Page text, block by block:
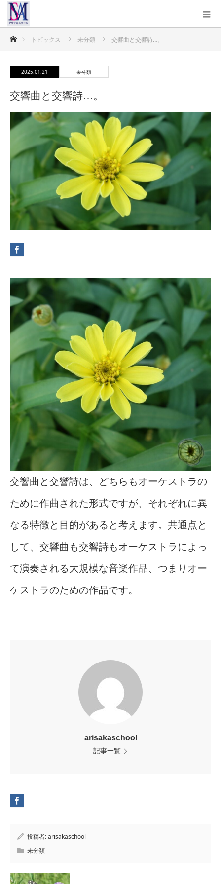
ホームトピックス 未分類 交響曲と交響詩…。
2025.01.21 未分類
交響曲と交響詩…。
交響曲と交響詩は、どちらもオーケストラの
ために作曲された形式ですが、それぞれに異
なる特徴と目的があると考えます。共通点と
して、交響曲も交響詩もオーケストラによっ
て演奏される大規模な音楽作品、つまりオー
ケストラのための作品です。
arisakaschool
記事一覧
投稿者:arisakaschool
未分類